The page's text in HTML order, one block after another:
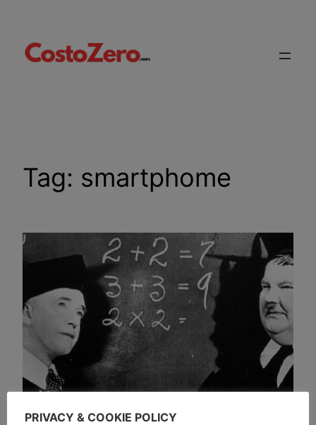
contenuto
Tag: smartphome
PRIVACY & COOKIE POLICY